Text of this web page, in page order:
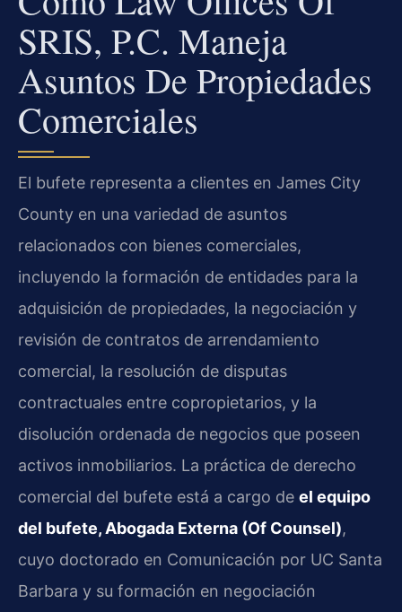
SRIS, P.C. Maneja
Asuntos De Propiedades
Comerciales
El bufete representa a clientes en James City
County en una variedad de asuntos
relacionados con bienes comerciales,
incluyendo la formación de entidades para la
adquisición de propiedades, la negociación y
revisión de contratos de arrendamiento
comercial, la resolución de disputas
contractuales entre copropietarios, y la
disolución ordenada de negocios que poseen
activos inmobiliarios. La práctica de derecho
comercial del bufete está a cargo de el equipo
del bufete, Abogada Externa (Of Counsel),
cuyo doctorado en Comunicación por UC Santa
Barbara y su formación en negociación